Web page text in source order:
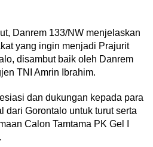
Danrem 133/NW menjelaskan
yang ingin menjadi Prajurit
disambut baik oleh Danrem
TNI Amrin Ibrahim.
dan dukungan kepada para
dari Gorontalo untuk turut serta
Calon Tamtama PK Gel I